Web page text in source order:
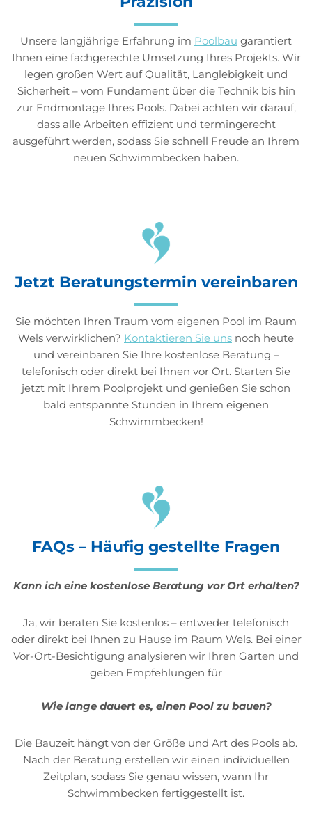
Unsere langjährige Erfahrung im Poolbau garantiert
Ihnen eine fachgerechte Umsetzung Ihres Projekts. Wir
legen großen Wert auf Qualität, Langlebigkeit und
Sicherheit – vom Fundament über die Technik bis hin
zur Endmontage Ihres Pools. Dabei achten wir darauf,
dass alle Arbeiten effizient und termingerecht
ausgeführt werden, sodass Sie schnell Freude an Ihrem
neuen Schwimmbecken haben.
Jetzt Beratungstermin vereinbaren
Sie möchten Ihren Traum vom eigenen Pool im Raum
Wels verwirklichen? Kontaktieren Sie uns noch heute
und vereinbaren Sie Ihre kostenlose Beratung –
telefonisch oder direkt bei Ihnen vor Ort. Starten Sie
jetzt mit Ihrem Poolprojekt und genießen Sie schon
bald entspannte Stunden in Ihrem eigenen
Schwimmbecken!
FAQs – Häufig gestellte Fragen
Kann ich eine kostenlose Beratung vor Ort erhalten?
Ja, wir beraten Sie kostenlos – entweder telefonisch
oder direkt bei Ihnen zu Hause im Raum Wels. Bei einer
Vor-Ort-Besichtigung analysieren wir Ihren Garten und
geben Empfehlungen für
Wie lange dauert es, einen Pool zu bauen?
Die Bauzeit hängt von der Größe und Art des Pools ab.
Nach der Beratung erstellen wir einen individuellen
Zeitplan, sodass Sie genau wissen, wann Ihr
Schwimmbecken fertiggestellt ist.